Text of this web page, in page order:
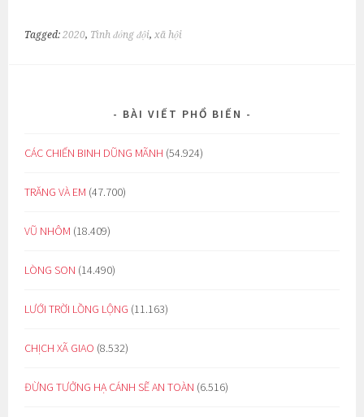
Tagged:2020, Tình đồng đội,xã hội
BÀI VIẾT PHỔ BIẾN
CÁC CHIẾN BINH DŨNG MÃNH (54.924)
TRĂNG VÀ EM (47.700)
VŨ NHÔM (18.409)
LÒNG SON (14.490)
LƯỚI TRỜI LỒNG LỘNG (11.163)
CHỊCH XÃ GIAO (8.532)
ĐỪNG TƯỞNG HẠ CÁNH SẼ AN TOÀN (6.516)